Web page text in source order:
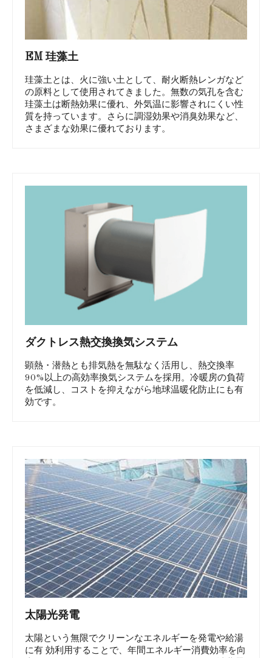
EM 珪藻土
珪藻土とは、火に強い土として、耐火断熱レンガなど
の原料として使用されてきました。無数の気孔を含む
珪藻土は断熱効果に優れ、外気温に影響されにくい性
質を持っています。さらに調湿効果や消臭効果など、
さまざまな効果に優れております。
ダクトレス熱交換換気システム
顕熱・潜熱とも排気熱を無駄なく活用し、熱交換率
90%以上の高効率換気システムを採用。冷暖房の負荷
を低減し、コストを抑えながら地球温暖化防止にも有
効です。
太陽光発電
太陽という無限でクリーンなエネルギーを発電や給湯
に有 効利用することで、年間エネルギー消費効率を向